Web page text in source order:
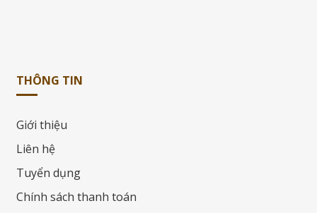
THÔNG TIN
Giới thiệu
Liên hệ
Tuyển dụng
Chính sách thanh toán